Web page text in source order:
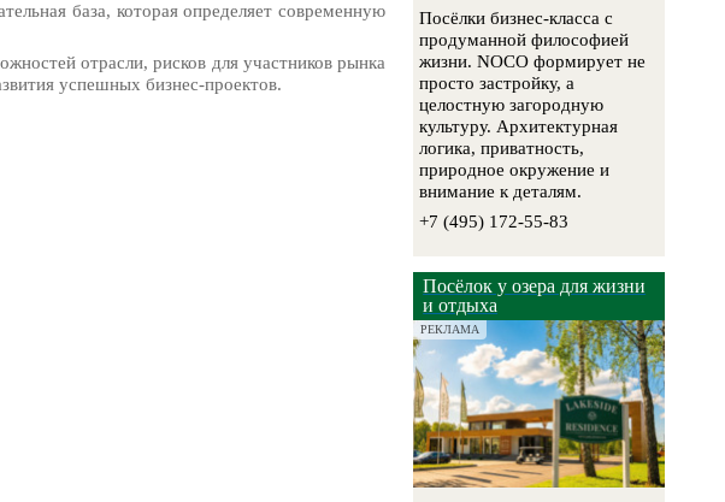
база, которая определяет современную
отрасли, рисков для участников рынка
успешных бизнес-проектов.
Посёлки бизнес-класса с
продуманной философией
жизни. NOCO формирует не
просто застройку, а
целостную загородную
культуру. Архитектурная
логика, приватность,
природное окружение и
внимание к деталям.
+7 (495) 172-55-83
Посёлок у озера для жизни
и отдыха
РЕКЛАМА